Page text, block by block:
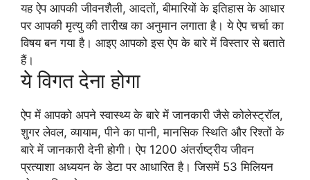
यह ऐप आपकी जीवनशैली, आदतों, बीमारियों के इतिहास के आधार
पर आपकी मृत्यु की तारीख का अनुमान लगाता है। ये ऐप चर्चा का
विषय बन गया है। आइए आपको इस ऐप के बारे में विस्तार से बताते
हैं।
ये विगत देना होगा
ऐप में आपको अपने स्वास्थ्य के बारे में जानकारी जैसे कोलेस्ट्रॉल,
शुगर लेवल, व्यायाम, पीने का पानी, मानसिक स्थिति और रिश्तों के
बारे में जानकारी देनी होगी। ऐप 1200 अंतर्राष्ट्रीय जीवन
प्रत्याशा अध्ययन के डेटा पर आधारित है। जिसमें 53 मिलियन